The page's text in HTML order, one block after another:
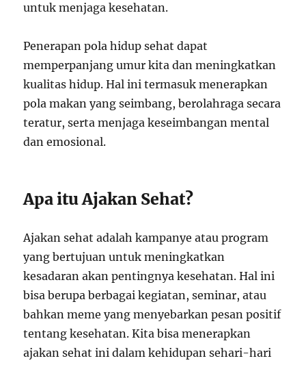
untuk menjaga kesehatan.
Penerapan pola hidup sehat dapat
memperpanjang umur kita dan meningkatkan
kualitas hidup. Hal ini termasuk menerapkan
pola makan yang seimbang, berolahraga secara
teratur, serta menjaga keseimbangan mental
dan emosional.
Apa itu Ajakan Sehat?
Ajakan sehat adalah kampanye atau program
yang bertujuan untuk meningkatkan
kesadaran akan pentingnya kesehatan. Hal ini
bisa berupa berbagai kegiatan, seminar, atau
bahkan meme yang menyebarkan pesan positif
tentang kesehatan. Kita bisa menerapkan
ajakan sehat ini dalam kehidupan sehari-hari